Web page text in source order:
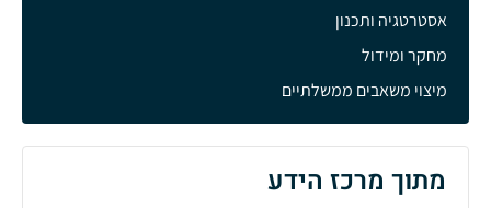
אסטרטגיה ותכנון
מחקר ומידול
מיצוי משאבים ממשלתיים
מתוך מרכז הידע